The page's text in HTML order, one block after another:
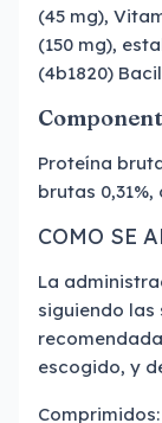
(45 mg),
(150 mg),
(4b1820)
Proteína
brutas
COMO SE
La
siguiendo
escogido, y
Comprimidos: